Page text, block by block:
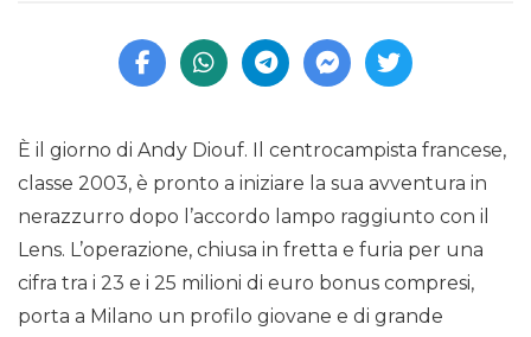
È il giorno di Andy Diouf. Il centrocampista francese,
classe 2003, è pronto a iniziare la sua avventura in
nerazzurro dopo l’accordo lampo raggiunto con il
Lens. L’operazione, chiusa in fretta e furia per una
cifra tra i 23 e i 25 milioni di euro bonus compresi,
porta a Milano un profilo giovane e di grande